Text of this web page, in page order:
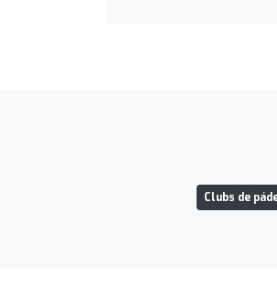
Clubs de